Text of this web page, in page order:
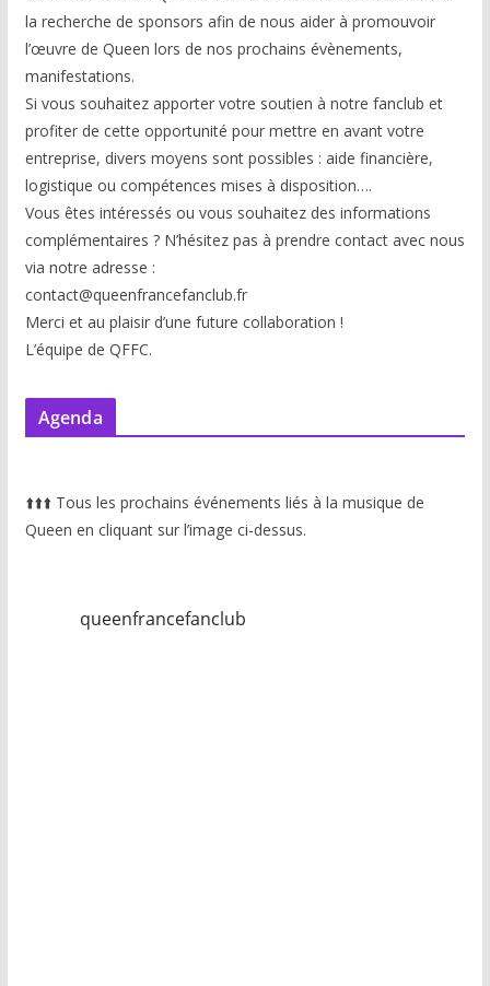
la recherche de sponsors afin de nous aider à promouvoir
l’œuvre de Queen lors de nos prochains évènements,
manifestations.
Si vous souhaitez apporter votre soutien à notre fanclub et
profiter de cette opportunité pour mettre en avant votre
entreprise, divers moyens sont possibles : aide financière,
logistique ou compétences mises à disposition….
Vous êtes intéressés ou vous souhaitez des informations
complémentaires ? N’hésitez pas à prendre contact avec nous
via notre adresse :
contact@queenfrancefanclub.fr
Merci et au plaisir d’une future collaboration !
L’équipe de QFFC.
Agenda
⬆️⬆️⬆️ Tous les prochains événements liés à la musique de
Queen en cliquant sur l’image ci-dessus.
queenfrancefanclub